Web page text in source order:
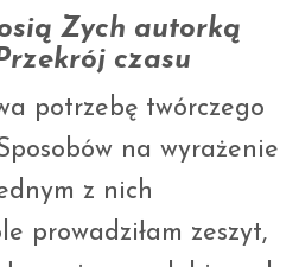
Zych autorką
czasu
potrzebę twórczego
na wyrażenie
z nich
prowadziłam zeszyt,